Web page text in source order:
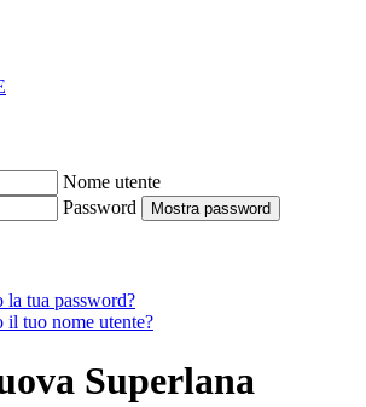
Nome utente
Password
Mostra password
tua password?
il tuo nome utente?
Superlana